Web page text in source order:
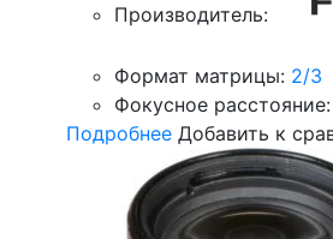
Производитель:
Формат матрицы: 2/3
Фокусное расстояние:
Подробнее Добавить к